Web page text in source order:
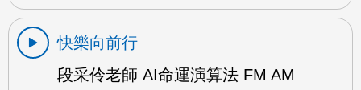
快樂向前行
段采伶老師 AI命運演算法 FM AM